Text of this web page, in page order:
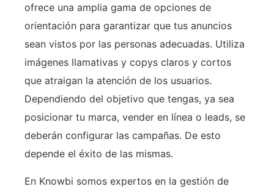
ofrece una amplia gama de opciones de
orientación para garantizar que tus anuncios
sean vistos por las personas adecuadas. Utiliza
imágenes llamativas y copys claros y cortos
que atraigan la atención de los usuarios.
Dependiendo del objetivo que tengas, ya sea
posicionar tu marca, vender en línea o leads, se
deberán configurar las campañas. De esto
depende el éxito de las mismas.
En Knowbi somos expertos en la gestión de